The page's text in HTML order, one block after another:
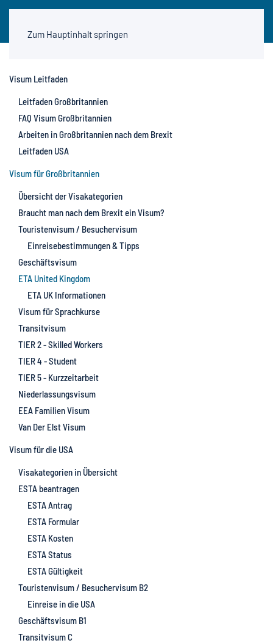
Zum Hauptinhalt springen
Visum Leitfaden
Leitfaden Großbritannien
FAQ Visum Großbritannien
Arbeiten in Großbritannien nach dem Brexit
Leitfaden USA
Visum für Großbritannien
Übersicht der Visakategorien
Braucht man nach dem Brexit ein Visum?
Touristenvisum / Besuchervisum
Einreisebestimmungen & Tipps
Geschäftsvisum
ETA United Kingdom
ETA UK Informationen
Visum für Sprachkurse
Transitvisum
TIER 2 - Skilled Workers
TIER 4 - Student
TIER 5 - Kurzzeitarbeit
Niederlassungsvisum
EEA Familien Visum
Van Der Elst Visum
Visum für die USA
Visakategorien in Übersicht
ESTA beantragen
ESTA Antrag
ESTA Formular
ESTA Kosten
ESTA Status
ESTA Gültigkeit
Touristenvisum / Besuchervisum B2
Einreise in die USA
Geschäftsvisum B1
Transitvisum C